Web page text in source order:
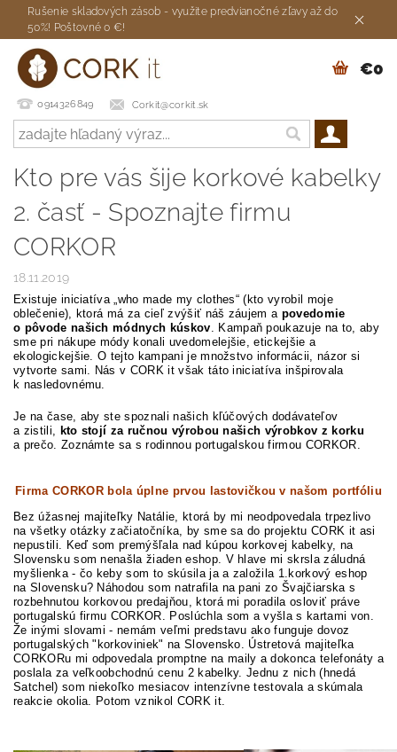
Rušenie skladových zásob - využite predvianočné zľavy až do
50%! Poštovné 0 €!
0914326849 Corkit@corkit.sk
€0
Kto pre vás šije korkové kabelky
2. časť - Spoznajte firmu
CORKOR
18.11.2019
Existuje iniciatíva „who made my clothes“ (kto vyrobil moje
oblečenie), ktorá má za cieľ zvýšiť náš záujem a povedomie
o pôvode našich módnych kúskov. Kampaň poukazuje na to, aby
sme pri nákupe módy konali uvedomelejšie, etickejšie a
ekologickejšie. O tejto kampani je množstvo informácii, názor si
vytvorte sami. Nás v CORK it však táto iniciatíva inšpirovala
k nasledovnému.
Je na čase, aby ste spoznali našich kľúčových dodávateľov
a zistili, kto stojí za ručnou výrobou našich výrobkov z korku
a prečo. Zoznámte sa s rodinnou portugalskou firmou CORKOR.
Firma CORKOR bola úplne prvou lastovičkou v našom portfóliu
Bez úžasnej majiteľky Natálie, ktorá by mi neodpovedala trpezlivo
na všetky otázky začiatočníka, by sme sa do projektu CORK it asi
nepustili. Keď som premýšľala nad kúpou korkovej kabelky, na
Slovensku som nenašla žiaden eshop. V hlave mi skrsla záludná
myšlienka - čo keby som to skúsila ja a založila 1.korkový eshop
na Slovensku? Náhodou som natrafila na pani zo Švajčiarska s
rozbehnutou korkovou predajňou, ktorá mi poradila osloviť práve
portugalskú firmu CORKOR. Poslúchla som a vyšla s kartami von.
Že inými slovami - nemám veľmi predstavu ako funguje dovoz
portugalských "korkoviniek" na Slovensko. Ústretová majiteľka
CORKORu mi odpovedala promptne na maily a dokonca telefonáty a
poslala za veľkoobchodnú cenu 2 kabelky. Jednu z nich (hnedá
Satchel) som niekoľko mesiacov intenzívne testovala a skúmala
reakcie okolia. Potom vznikol CORK it.